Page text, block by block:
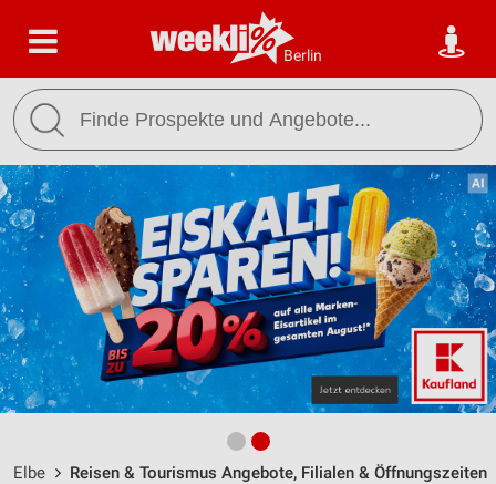
Berlin
Elbe Reisen & Tourismus Angebote, Filialen & Öffnungszeiten